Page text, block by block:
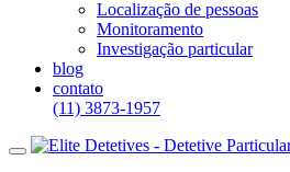
Localização de pessoas
Monitoramento
Investigação particular
blog
contato
(11) 3873-1957